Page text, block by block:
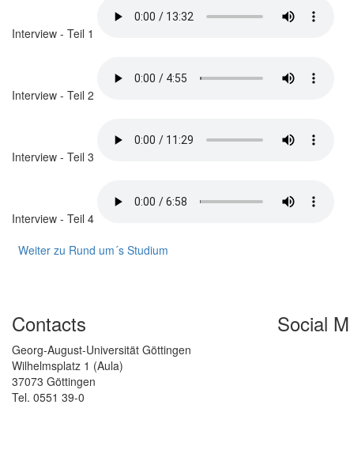
Interview - Teil 1
Interview - Teil 2
Interview - Teil 3
Interview - Teil 4
Weiter zu Rund um´s Studium
Contacts
Georg-August-Universität Göttingen
Wilhelmsplatz 1 (Aula)
37073 Göttingen
Tel. 0551 39-0
Social